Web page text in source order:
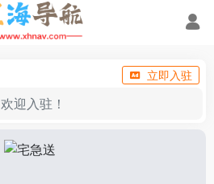
立即入驻
欢迎入驻！